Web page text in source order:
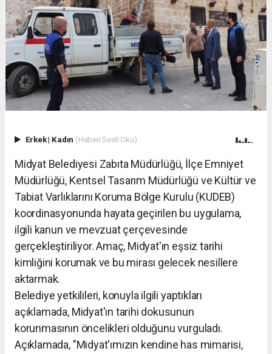
Erkek| Kadın (Haberi Sesli Oku)
Midyat Belediyesi Zabıta Müdürlüğü, İlçe Emniyet
Müdürlüğü, Kentsel Tasarım Müdürlüğü ve Kültür ve
Tabiat Varlıklarını Koruma Bölge Kurulu (KUDEB)
koordinasyonunda hayata geçirilen bu uygulama,
ilgili kanun ve mevzuat çerçevesinde
gerçekleştiriliyor. Amaç, Midyat'ın eşsiz tarihi
kimliğini korumak ve bu mirası gelecek nesillere
aktarmak.
Belediye yetkilileri, konuyla ilgili yaptıkları
açıklamada, Midyat'ın tarihi dokusunun
korunmasının öncelikleri olduğunu vurguladı.
Açıklamada, "Midyat'ımızın kendine has mimarisi,